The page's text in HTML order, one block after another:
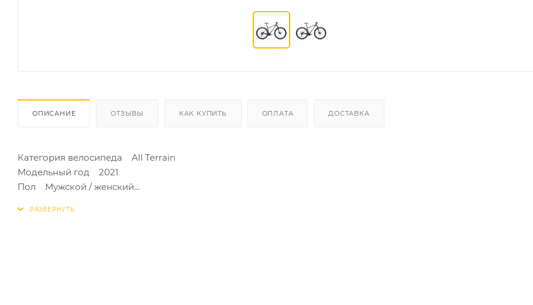
ОПИСАНИЕ ОТЗЫВЫ КАК КУПИТЬ ОПЛАТА ДОСТАВКА
Категория велосипеда All Terrain
Модельный год 2021
Пол Мужской / женский